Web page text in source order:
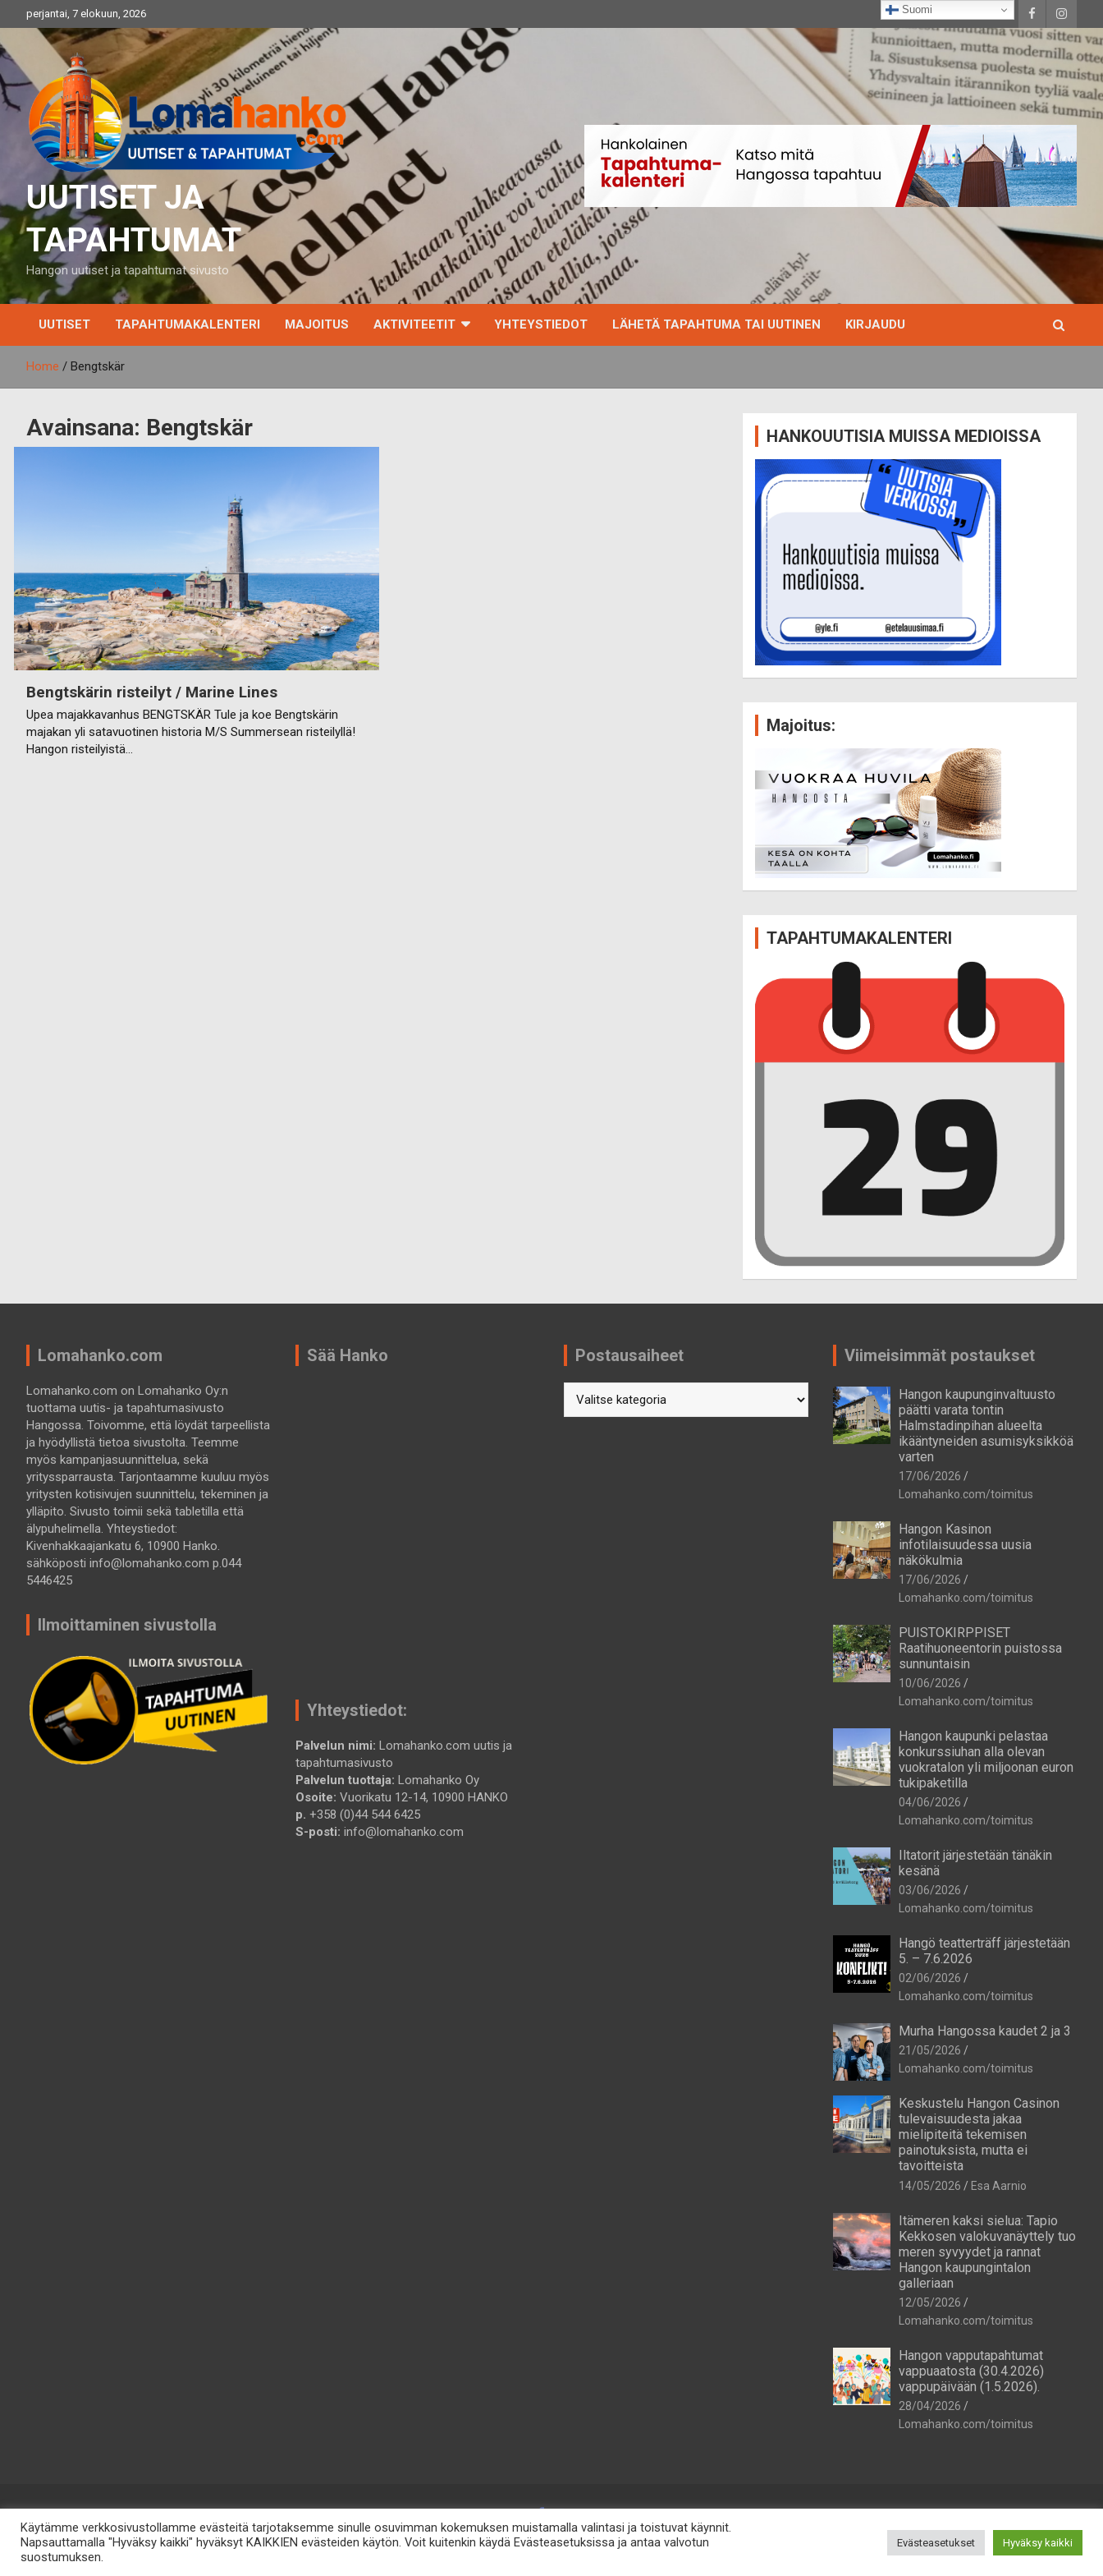
to
content
perjantai, 7 elokuun, 2026
UUTISET JA
TAPAHTUMAT
Hangon uutiset ja tapahtumat sivusto
UUTISET TAPAHTUMAKALENTERI MAJOITUS AKTIVITEETIT YHTEYSTIEDOT LÄHETÄ TAPAHTUMA TAI UUTINEN KIRJAUDU
Home Bengtskär
Avainsana: Bengtskär
Bengtskärin risteilyt / Marine Lines
Upea majakkavanhus BENGTSKÄR Tule ja koe Bengtskärin
majakan yli satavuotinen historia M/S Summersean risteilyllä!
Hangon risteilyistä…
HANKOUUTISIA MUISSA MEDIOISSA
Majoitus:
TAPAHTUMAKALENTERI
Lomahanko.com
Lomahanko.com on Lomahanko Oy:n
tuottama uutis- ja tapahtumasivusto
Hangossa. Toivomme, että löydät tarpeellista
ja hyödyllistä tietoa sivustolta. Teemme
myös kampanjasuunnittelua, sekä
yrityssparrausta. Tarjontaamme kuuluu myös
yritysten kotisivujen suunnittelu, tekeminen ja
ylläpito. Sivusto toimii sekä tabletilla että
älypuhelimella. Yhteystiedot:
Kivenhakkaajankatu 6, 10900 Hanko.
sähköposti info@lomahanko.com p.044
5446425
Ilmoittaminen sivustolla
Sää Hanko
Yhteystiedot:
Palvelun nimi: Lomahanko.com uutis ja
tapahtumasivusto
Palvelun tuottaja: Lomahanko Oy
Osoite: Vuorikatu 12-14, 10900 HANKO
p. +358 (0)44 544 6425
S-posti: info@lomahanko.com
Postausaiheet Viimeisimmät postaukset
Hangon kaupunginvaltuusto
päätti varata tontin
Halmstadinpihan alueelta
ikääntyneiden asumisyksikköä
varten
17/06/2026
Lomahanko.com/toimitus
Hangon Kasinon
infotilaisuudessa uusia
näkökulmia
17/06/2026
Lomahanko.com/toimitus
PUISTOKIRPPISET
Raatihuoneentorin puistossa
sunnuntaisin
10/06/2026
Lomahanko.com/toimitus
Hangon kaupunki pelastaa
konkurssiuhan alla olevan
vuokratalon yli miljoonan euron
tukipaketilla
04/06/2026
Lomahanko.com/toimitus
Iltatorit järjestetään tänäkin
kesänä
03/06/2026
Lomahanko.com/toimitus
Hangö teatterträff järjestetään
5. – 7.6.2026
02/06/2026
Lomahanko.com/toimitus
Murha Hangossa kaudet 2 ja 3
21/05/2026
Lomahanko.com/toimitus
Keskustelu Hangon Casinon
tulevaisuudesta jakaa
mielipiteitä tekemisen
painotuksista, mutta ei
tavoitteista
14/05/2026 Esa Aarnio
Itämeren kaksi sielua: Tapio
Kekkosen valokuvanäyttely tuo
meren syvyydet ja rannat
Hangon kaupungintalon
galleriaan
12/05/2026
Lomahanko.com/toimitus
Hangon vapputapahtumat
vappuaatosta (30.4.2026)
vappupäivään (1.5.2026).
28/04/2026
Lomahanko.com/toimitus
Tietosuoja Lomahanko Oy e-mail: info@lomahanko.fi p. 044 544 64 25
Käytämme verkkosivustollamme evästeitä tarjotaksemme sinulle osuvimman kokemuksen muistamalla valintasi ja toistuvat käynnit.
Napsauttamalla "Hyväksy kaikki" hyväksyt KAIKKIEN evästeiden käytön. Voit kuitenkin käydä Evästeasetuksissa ja antaa valvotun
suostumuksen.
Evästeasetukset Hyväksy kaikki
Suomi